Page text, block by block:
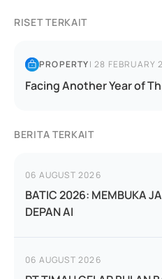
RISET TERKAIT
PROPERTY|28 FEBRUARY
Facing Another Year of
BERITA TERKAIT
06 AUGUST 2026
BATIC 2026: MEMBUKA
DEPAN AI
06 AUGUST 2026